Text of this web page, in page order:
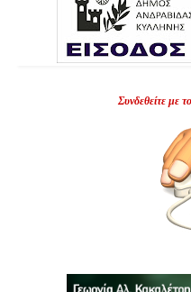
Συνδεθείτε με